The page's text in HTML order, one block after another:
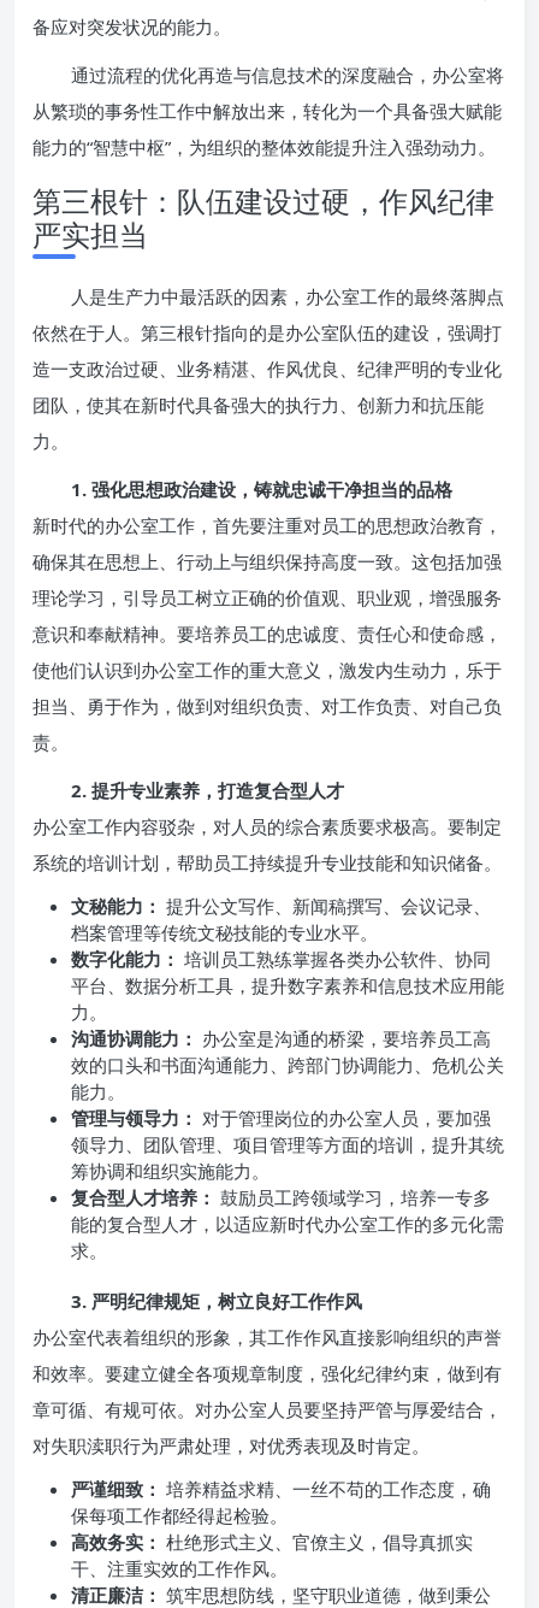
备应对突发状况的能力。
通过流程的优化再造与信息技术的深度融合，办公室将
从繁琐的事务性工作中解放出来，转化为一个具备强大赋能
能力的“智慧中枢”，为组织的整体效能提升注入强劲动力。
第三根针：队伍建设过硬，作风纪律
严实担当
人是生产力中最活跃的因素，办公室工作的最终落脚点
依然在于人。第三根针指向的是办公室队伍的建设，强调打
造一支政治过硬、业务精湛、作风优良、纪律严明的专业化
团队，使其在新时代具备强大的执行力、创新力和抗压能
力。
1. 强化思想政治建设，铸就忠诚干净担当的品格
新时代的办公室工作，首先要注重对员工的思想政治教育，
确保其在思想上、行动上与组织保持高度一致。这包括加强
理论学习，引导员工树立正确的价值观、职业观，增强服务
意识和奉献精神。要培养员工的忠诚度、责任心和使命感，
使他们认识到办公室工作的重大意义，激发内生动力，乐于
担当、勇于作为，做到对组织负责、对工作负责、对自己负
责。
2. 提升专业素养，打造复合型人才
办公室工作内容驳杂，对人员的综合素质要求极高。要制定
系统的培训计划，帮助员工持续提升专业技能和知识储备。
文秘能力： 提升公文写作、新闻稿撰写、会议记录、
档案管理等传统文秘技能的专业水平。
数字化能力： 培训员工熟练掌握各类办公软件、协同
平台、数据分析工具，提升数字素养和信息技术应用能
力。
沟通协调能力： 办公室是沟通的桥梁，要培养员工高
效的口头和书面沟通能力、跨部门协调能力、危机公关
能力。
管理与领导力： 对于管理岗位的办公室人员，要加强
领导力、团队管理、项目管理等方面的培训，提升其统
筹协调和组织实施能力。
复合型人才培养： 鼓励员工跨领域学习，培养一专多
能的复合型人才，以适应新时代办公室工作的多元化需
求。
3. 严明纪律规矩，树立良好工作作风
办公室代表着组织的形象，其工作作风直接影响组织的声誉
和效率。要建立健全各项规章制度，强化纪律约束，做到有
章可循、有规可依。对办公室人员要坚持严管与厚爱结合，
对失职渎职行为严肃处理，对优秀表现及时肯定。
严谨细致： 培养精益求精、一丝不苟的工作态度，确
保每项工作都经得起检验。
高效务实： 杜绝形式主义、官僚主义，倡导真抓实
干、注重实效的工作作风。
清正廉洁： 筑牢思想防线，坚守职业道德，做到秉公